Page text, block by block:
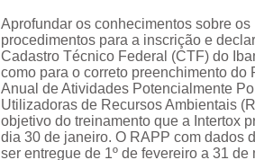
Aprofundar os conhecimentos sobre os
procedimentos para a inscrição e
Cadastro Técnico Federal (CTF) do
como para o correto preenchimento do
Anual de Atividades Potencialmente
Utilizadoras de Recursos Ambientais
objetivo do treinamento que a Intertox
dia 30 de janeiro. O RAPP com dados
ser entregue de 1º de fevereiro a 31 de